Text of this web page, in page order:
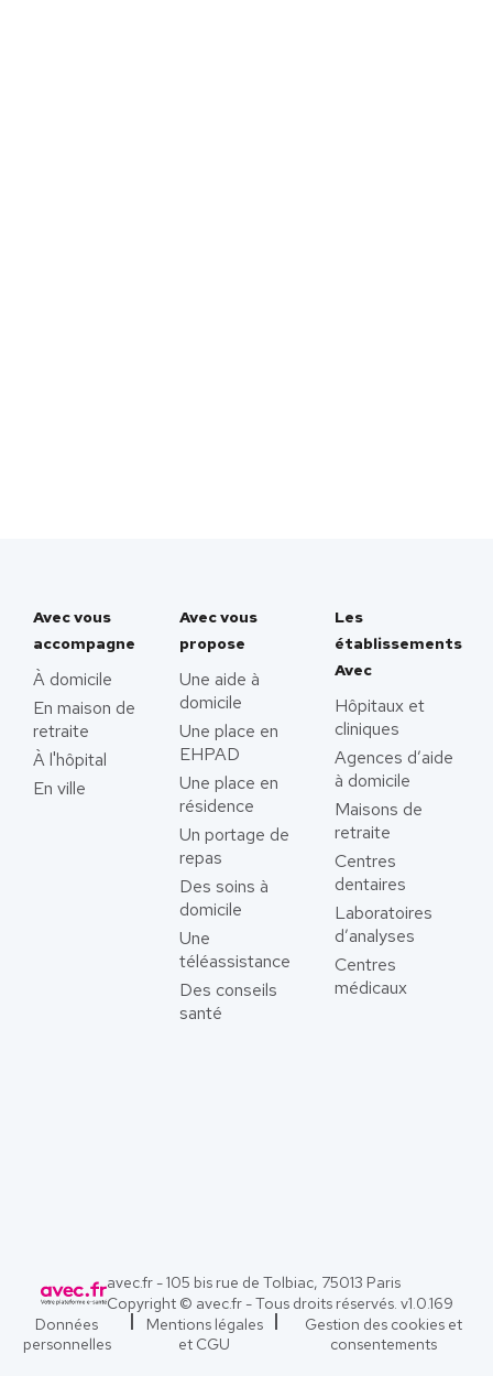
Avec vous
accompagne
À domicile
En maison de
retraite
À l'hôpital
En ville
Avec vous
propose
Une aide à
domicile
Une place en
EHPAD
Une place en
résidence
Un portage de
repas
Des soins à
domicile
Une
téléassistance
Des conseils
santé
Les
établissements
Avec
Hôpitaux et
cliniques
Agences d’aide
à domicile
Maisons de
retraite
Centres
dentaires
Laboratoires
d’analyses
Centres
médicaux
avec.fr - 105 bis rue de Tolbiac, 75013 Paris
Copyright © avec.fr - Tous droits réservés. v1.0.169
Données
personnelles
Mentions légales
et CGU
Gestion des cookies et
consentements